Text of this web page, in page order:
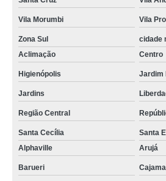
Vila Morumbi Vila
Zona Sul
cidade
Aclimação
Centro
Higienópolis Jardim
Jardins
Região Central
Santa Cecília
Santa
Alphaville
Arujá
Barueri